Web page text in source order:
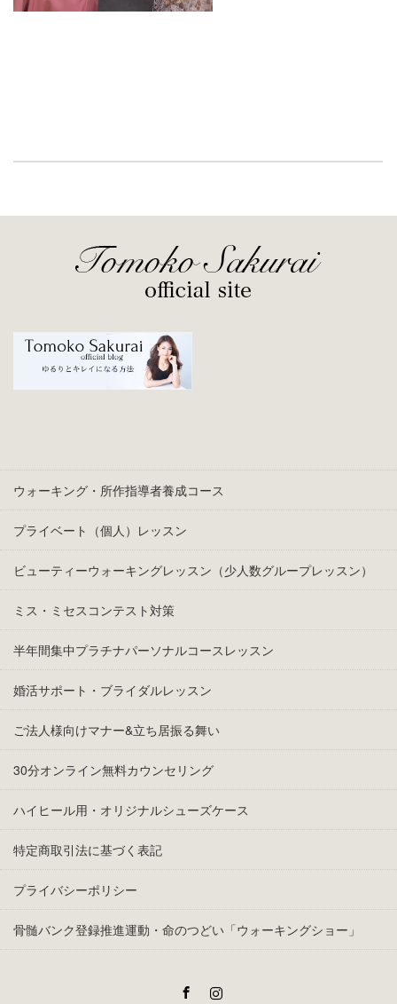
ウォーキング・所作指導者養成コース
プライベート（個人）レッスン
ビューティーウォーキングレッスン（少人数グループレッスン）
ミス・ミセスコンテスト対策
半年間集中プラチナパーソナルコースレッスン
婚活サポート・ブライダルレッスン
ご法人様向けマナー&立ち居振る舞い
30分オンライン無料カウンセリング
ハイヒール用・オリジナルシューズケース
特定商取引法に基づく表記
プライバシーポリシー
骨髄バンク登録推進運動・命のつどい「ウォーキングショー」